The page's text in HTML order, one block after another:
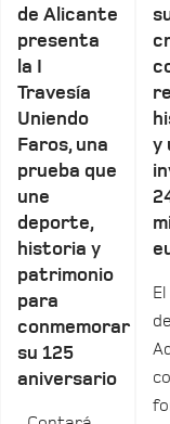
de Alicante
presenta
la I
Travesía
Uniendo
Faros, una
prueba que
une
deporte,
historia y
patrimonio
para
conmemorar
su 125
aniversario
y
de